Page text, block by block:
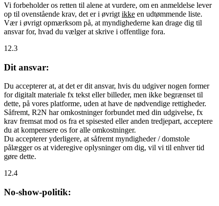
Vi forbeholder os retten til alene at vurdere, om en anmeldelse lever
op til ovenstående krav, det er i øvrigt ikke en udtømmende liste.
Vær i øvrigt opmærksom på, at myndighederne kan drage dig til
ansvar for, hvad du vælger at skrive i offentlige fora.
12.3
Dit ansvar:
Du accepterer at, at det er dit ansvar, hvis du udgiver nogen former
for digitalt materiale fx tekst eller billeder, men ikke begrænset til
dette, på vores platforme, uden at have de nødvendige rettigheder.
Såfremt, R2N har omkostninger forbundet med din udgivelse, fx
krav fremsat mod os fra et spisested eller anden tredjepart, acceptere
du at kompensere os for alle omkostninger.
Du accepterer yderligere, at såfremt myndigheder / domstole
pålægger os at videregive oplysninger om dig, vil vi til enhver tid
gøre dette.
12.4
No-show-politik: